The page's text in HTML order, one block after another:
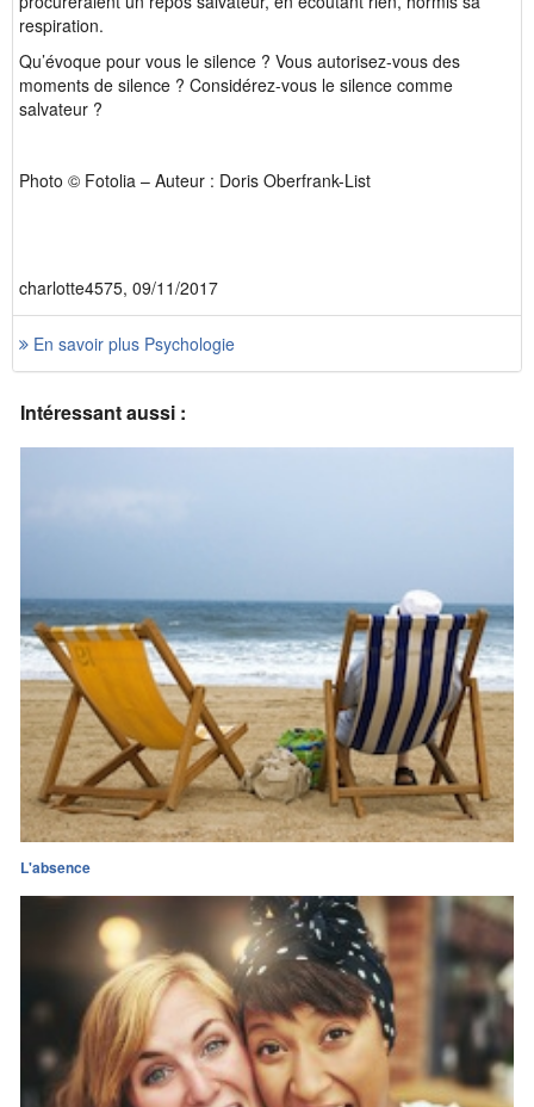
respiration.
Qu’évoque pour vous le silence ? Vous autorisez-vous des
moments de silence ? Considérez-vous le silence comme
salvateur ?
Photo © Fotolia – Auteur : Doris Oberfrank-List
charlotte4575, 09/11/2017
En savoir plus Psychologie
Intéressant aussi :
L'absence